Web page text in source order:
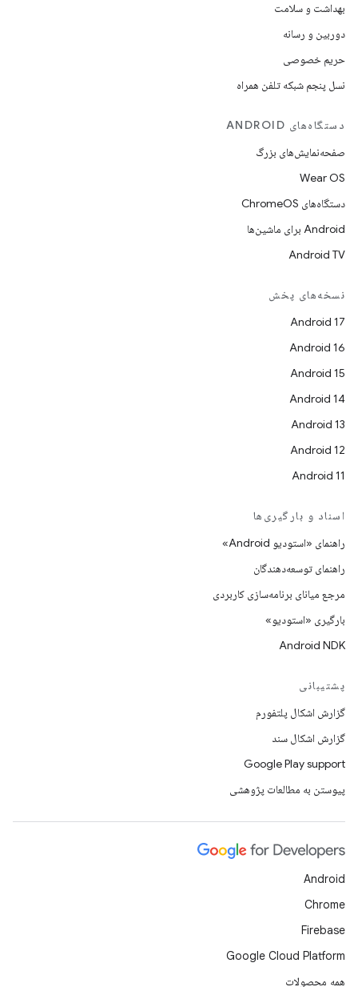
بهداشت و سلامت
دوربین و رسانه
حریم خصوصی
نسل پنجم شبکه تلفن همراه
دستگاه‌های ANDROID
صفحه‌نمایش‌های بزرگ
Wear OS
دستگاه‌های ChromeOS
Android برای ماشین‌ها
Android TV
نسخه‌های پخش
Android 17
Android 16
Android 15
Android 14
Android 13
Android 12
Android 11
اسناد و بارگیری‌ها
راهنمای «استودیو Android»
راهنمای توسعه‌دهندگان
مرجع میانای برنامه‌سازی کاربردی
بارگیری «استودیو»
Android NDK
پشتیبانی
گزارش اشکال پلتفورم
گزارش اشکال سند
Google Play support
پیوستن به مطالعات پژوهشی
Android
Chrome
Firebase
Google Cloud Platform
همه محصولات